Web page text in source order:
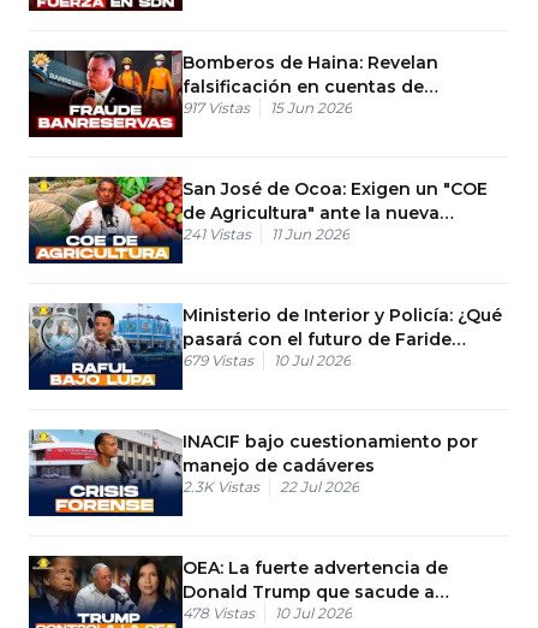
Bomberos de Haina: Revelan
falsificación en cuentas de
Banreservas
917 Vistas 15 Jun 2026
San José de Ocoa: Exigen un "COE
de Agricultura" ante la nueva
vaguada
241 Vistas 11 Jun 2026
Ministerio de Interior y Policía: ¿Qué
pasará con el futuro de Faride
Raful?
679 Vistas 10 Jul 2026
INACIF bajo cuestionamiento por
manejo de cadáveres
2.3K Vistas 22 Jul 2026
OEA: La fuerte advertencia de
Donald Trump que sacude a
Latinoamérica
478 Vistas 10 Jul 2026